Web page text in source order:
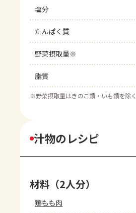
塩分
たんぱく質
野菜摂取量※
脂質
※野菜摂取量はきのこ類・いも類を除く
汁物のレシピ
材料（2人分）
鶏もも肉